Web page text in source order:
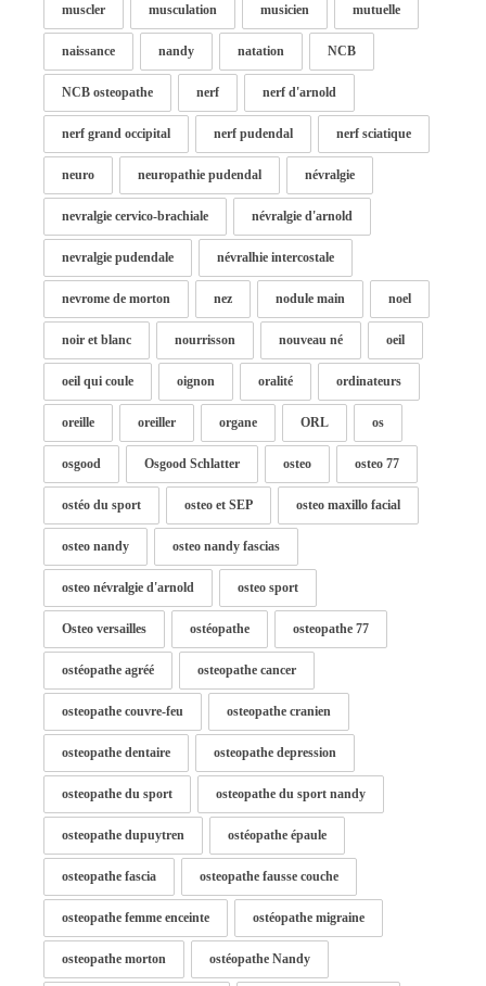
muscler musculation musicien mutuelle
naissance nandy natation NCB
NCB osteopathe nerf nerf d'arnold
nerf grand occipital nerf pudendal nerf sciatique
neuro neuropathie pudendal névralgie
nevralgie cervico-brachiale névralgie d'arnold
nevralgie pudendale névralhie intercostale
nevrome de morton nez nodule main noel
noir et blanc nourrisson nouveau né oeil
oeil qui coule oignon oralité ordinateurs
oreille oreiller organe ORL os
osgood Osgood Schlatter osteo osteo 77
ostéo du sport osteo et SEP osteo maxillo facial
osteo nandy osteo nandy fascias
osteo névralgie d'arnold osteo sport
Osteo versailles ostéopathe osteopathe 77
ostéopathe agréé osteopathe cancer
osteopathe couvre-feu osteopathe cranien
osteopathe dentaire osteopathe depression
osteopathe du sport osteopathe du sport nandy
osteopathe dupuytren ostéopathe épaule
osteopathe fascia osteopathe fausse couche
osteopathe femme enceinte ostéopathe migraine
osteopathe morton ostéopathe Nandy